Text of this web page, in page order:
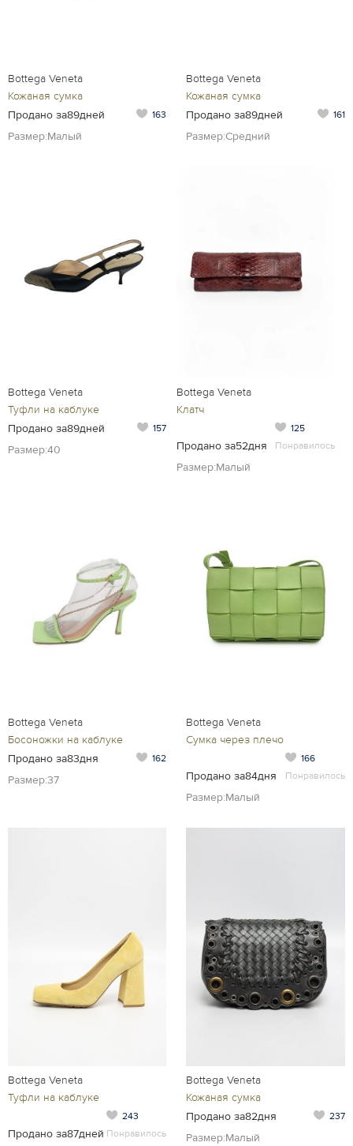
Bottega Veneta
Кожаная сумка
Продано за89дней
163
Размер:Малый
Bottega Veneta
Кожаная сумка
Продано за89дней
161
Размер:Средний
Bottega Veneta
Туфли на каблуке
Продано за89дней
157
Размер:40
Bottega Veneta
Клатч
Продано за52дня
125
Понравилось
Размер:Малый
Bottega Veneta
Босоножки на каблуке
Продано за83дня
162
Размер:37
Bottega Veneta
Сумка через плечо
Продано за84дня
166
Понравилось
Размер:Малый
Bottega Veneta
Туфли на каблуке
Продано за87дней
243
Понравилось
Bottega Veneta
Кожаная сумка
Продано за82дня
237
Размер:Малый